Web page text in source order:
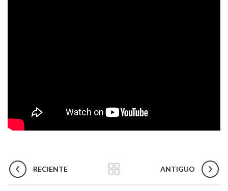
RECIENTE ANTIGUO